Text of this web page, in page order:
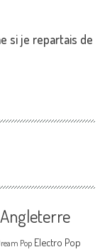
si je repartais de
Angleterre
Pop Electro Pop